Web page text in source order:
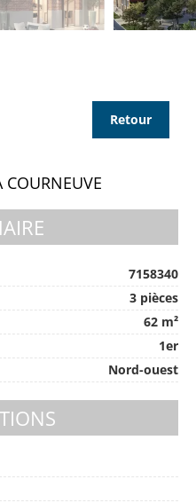
Retour
COURNEUVE
7158340
3 pièces
62 m²
1er
Nord-ouest